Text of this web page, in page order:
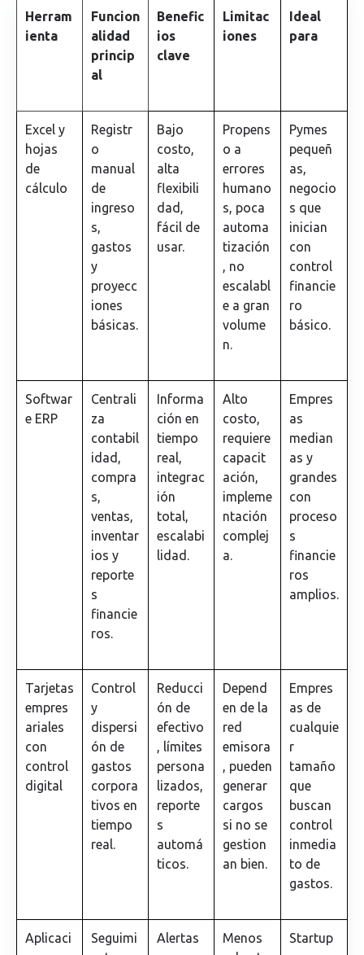
Herram
ienta
Funcion
alidad
princip
al
Benefic
ios
clave
Limitac
iones
Ideal
para
Excel y
hojas
de
cálculo
Registr
o
manual
de
ingreso
s,
gastos
y
proyecc
iones
básicas.
Bajo
costo,
alta
flexibili
dad,
fácil de
usar.
Propens
o a
errores
humano
s, poca
automa
tización
, no
escalabl
e a gran
volume
n.
Pymes
pequeñ
as,
negocio
s que
inician
con
control
financie
ro
básico.
Softwar
e ERP
Centrali
za
contabil
idad,
compra
s,
ventas,
inventar
ios y
reporte
s
financie
ros.
Informa
ción en
tiempo
real,
integrac
ión
total,
escalabi
lidad.
Alto
costo,
requiere
capacit
ación,
impleme
ntación
complej
a.
Empres
as
median
as y
grandes
con
proceso
s
financie
ros
amplios.
Tarjetas
empres
ariales
con
control
digital
Control
y
dispersi
ón de
gastos
corpora
tivos en
tiempo
real.
Reducci
ón de
efectivo
, límites
persona
lizados,
reporte
s
automá
ticos.
Depend
en de la
red
emisora
, pueden
generar
cargos
si no se
gestion
an bien.
Empres
as de
cualquie
r
tamaño
que
buscan
control
inmedia
to de
gastos.
Aplicaci
Seguimi
Alertas
Menos
Startup